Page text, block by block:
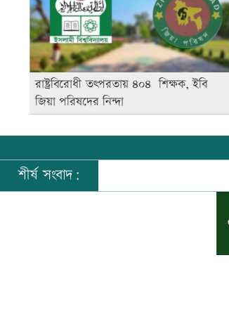
রাষ্ট্রবিরোধী তৎপরতায় ৪০৪ শিক্ষক, ইবি
জিয়া পরিষদের নিন্দা
শীর্ষ সংবাদ: